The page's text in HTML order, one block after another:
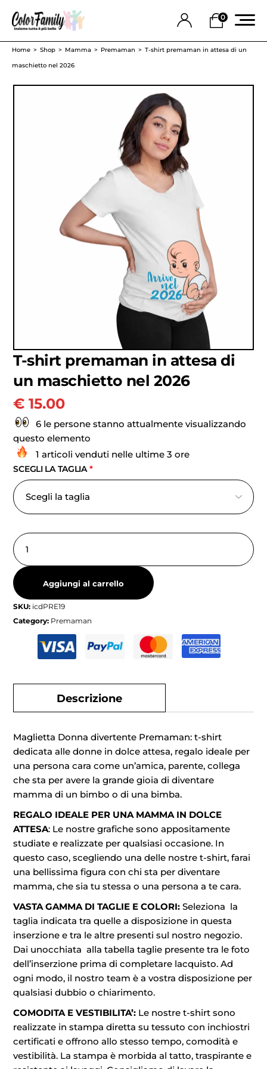
0
Home Shop Mamma Premaman
T-shirt premaman in attesa di un
maschietto nel 2026
T-shirt premaman in attesa di
un maschietto nel 2026
€ 15.00
6 le persone stanno attualmente visualizzando
questo elemento
1 articoli venduti nelle ultime 3 ore
SCEGLI LA TAGLIA*
Aggiungi al carrello
SKU: icdPRE19
Category: Premaman
Descrizione
Maglietta Donna divertente Premaman: t-shirt
dedicata alle donne in dolce attesa, regalo ideale per
una persona cara come un’amica, parente, collega
che sta per avere la grande gioia di diventare
mamma di un bimbo o di una bimba.
REGALO IDEALE PER UNA MAMMA IN DOLCE
ATTESA: Le nostre grafiche sono appositamente
studiate e realizzate per qualsiasi occasione. In
questo caso, scegliendo una delle nostre t-shirt, farai
una bellissima figura con chi sta per diventare
mamma, che sia tu stessa o una persona a te cara.
VASTA GAMMA DI TAGLIE E COLORI: Seleziona la
taglia indicata tra quelle a disposizione in questa
inserzione e tra le altre presenti sul nostro negozio.
Dai unocchiata alla tabella taglie presente tra le foto
dell’inserzione prima di completare lacquisto. Ad
ogni modo, il nostro team è a vostra disposizione per
qualsiasi dubbio o chiarimento.
COMODITA E VESTIBILITA’: Le nostre t-shirt sono
realizzate in stampa diretta su tessuto con inchiostri
certificati e offrono allo stesso tempo, comodità e
vestibilità. La stampa è morbida al tatto, traspirante e